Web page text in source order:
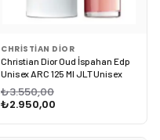
CHRISTIAN DIOR
Christian Dior Oud İspahan Edp
Unisex ARC 125 Ml JLT Unisex
₺3.550,00
₺2.950,00